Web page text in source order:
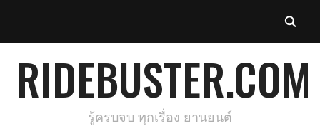
RIDEBUSTER.COM
รู้ครบจบ ทุกเรื่อง ยานยนต์